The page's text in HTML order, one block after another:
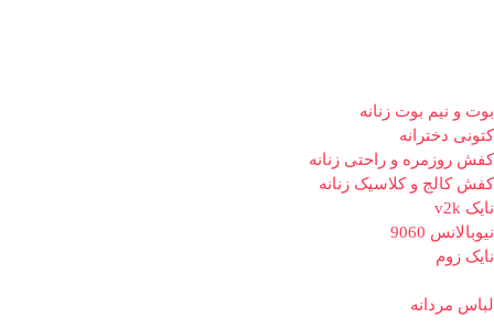
بوت و نیم بوت زنانه
کتونی دخترانه
کفش روزمره و راحتی زنانه
کفش کالج و کلاسیک زنانه
نایک v2k
نیوبالانس 9060
نایک زوم
لباس مردانه